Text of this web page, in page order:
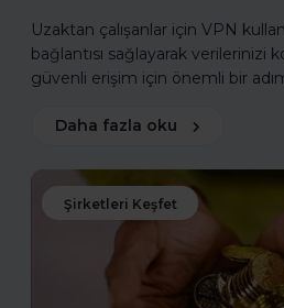
Uzaktan çalışanlar için VPN
bağlantısı sağlayarak verilerinizi
güvenli erişim için önemli bir
Daha fazla oku
Şirketleri Keşfet